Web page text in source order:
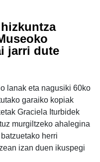
jarri dute
lanak eta nagusiki 60ko
garaiko kopiak
Graciela Iturbidek
murgiltzeko ahalegina
herri
izan duen ikuspegi